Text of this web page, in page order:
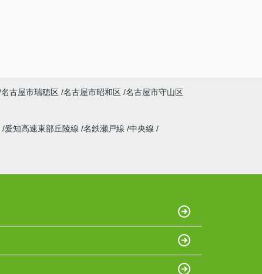
名古屋市瑞穂区 名古屋市昭和区 名古屋市守山区
愛知高速東部丘陵線 名鉄瀬戸線 中央線